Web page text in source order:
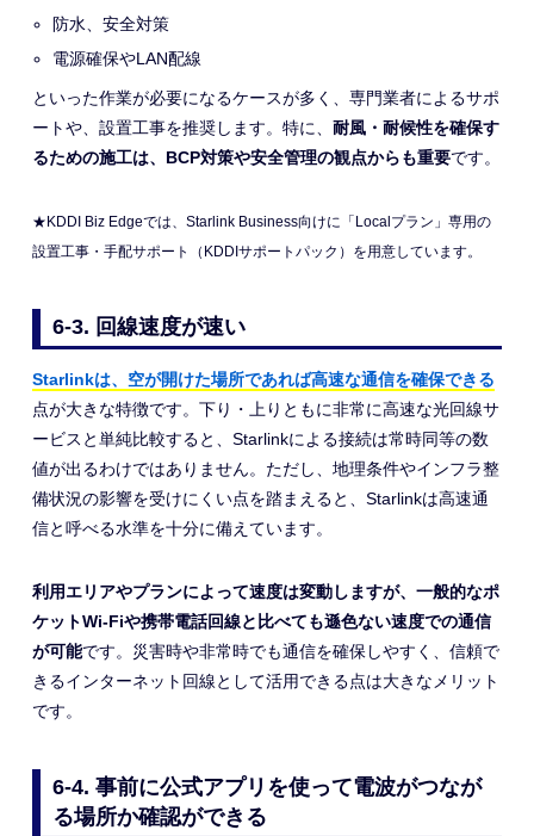
防水、安全対策
電源確保やLAN配線
といった作業が必要になるケースが多く、専門業者によるサポ
ートや、設置工事を推奨します。特に、 耐風・耐候性を確保す
るための施工は、BCP対策や安全管理の観点からも重要です。
★KDDI Biz Edgeでは、Starlink Business向けに「Localプラン」専用の
設置工事・手配サポート（KDDIサポートパック）を用意しています。
6-3. 回線速度が速い
Starlinkは、空が開けた場所であれば高速な通信を確保できる
点が大きな特徴です。下り・上りともに非常に高速な光回線サ
ービスと単純比較すると、Starlinkによる接続は常時同等の数
値が出るわけではありません。ただし、地理条件やインフラ整
備状況の影響を受けにくい点を踏まえると、Starlinkは高速通
信と呼べる水準を十分に備えています。
利用エリアやプランによって速度は変動しますが、一般的なポ
ケットWi-Fiや携帯電話回線と比べても遜色ない速度での通信
が可能です。災害時や非常時でも通信を確保しやすく、信頼で
きるインターネット回線として活用できる点は大きなメリット
です。
6-4. 事前に公式アプリを使って電波がつなが
る場所か確認ができる